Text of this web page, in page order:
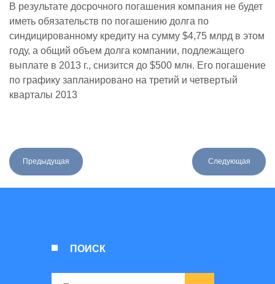
В результате досрочного погашения компания не будет
иметь обязательств по погашению долга по
синдицированному кредиту на сумму $4,75 млрд в этом
году, а общий объем долга компании, подлежащего
выплате в 2013 г., снизится до $500 млн. Его погашение
по графику запланировано на третий и четвертый
кварталы 2013
Предыдущая Следующая
ПОИСК